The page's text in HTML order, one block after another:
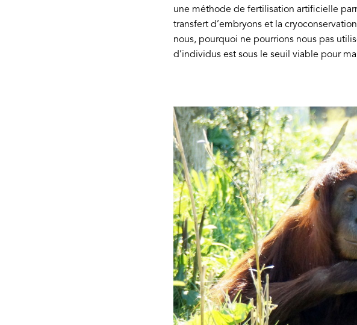
une méthode de fertilisation artificielle
transfert d’embryons et la
nous, pourquoi ne pourrions nous pas
d’individus est sous le seuil viable pour